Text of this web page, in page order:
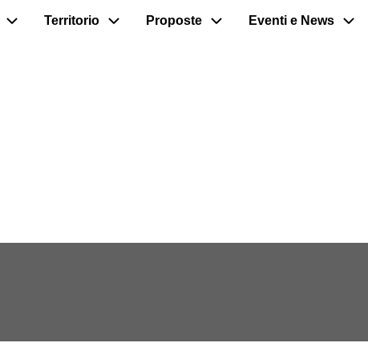
Territorio Proposte Eventi e News